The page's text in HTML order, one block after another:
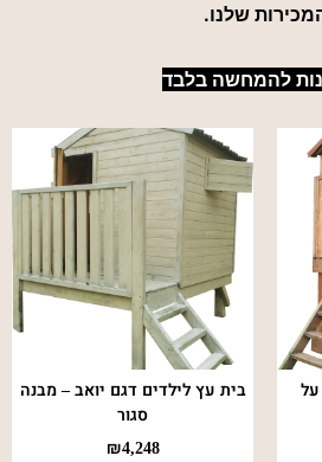
שלנו.
להמחשה בלבד
על
בית עץ לילדים דגם יואב – מבנה
סגור
₪4,248